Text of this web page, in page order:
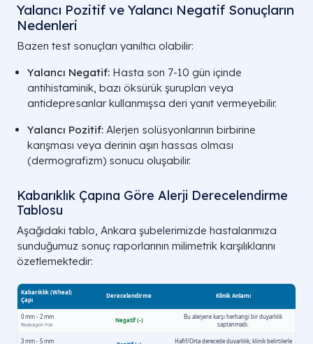
Yalancı Pozitif ve Yalancı Negatif Sonuçların
Nedenleri
Bazen test sonuçları yanıltıcı olabilir:
Yalancı Negatif: Hasta son 7-10 gün içinde
antihistaminik, bazı öksürük şurupları veya
antidepresanlar kullanmışsa deri yanıt vermeyebilir.
Yalancı Pozitif: Alerjen solüsyonlarının birbirine
karışması veya derinin aşırı hassas olması
(dermografizm) sonucu oluşabilir.
Kabarıklık Çapına Göre Alerji Derecelendirme
Tablosu
Aşağıdaki tablo, Ankara şubelerimizde hastalarımıza
sunduğumuz sonuç raporlarının milimetrik karşılıklarını
özetlemektedir: